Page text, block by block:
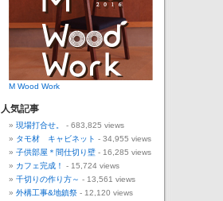
M Wood Work
人気記事
現場打合せ。
- 683,825 views
タモ材 キャビネット - 34,955 views
子供部屋＊間仕切り壁 - 16,285 views
カフェ完成！
- 15,724 views
千切りの作り方～ - 13,561 views
外構工事&地鎮祭 - 12,120 views